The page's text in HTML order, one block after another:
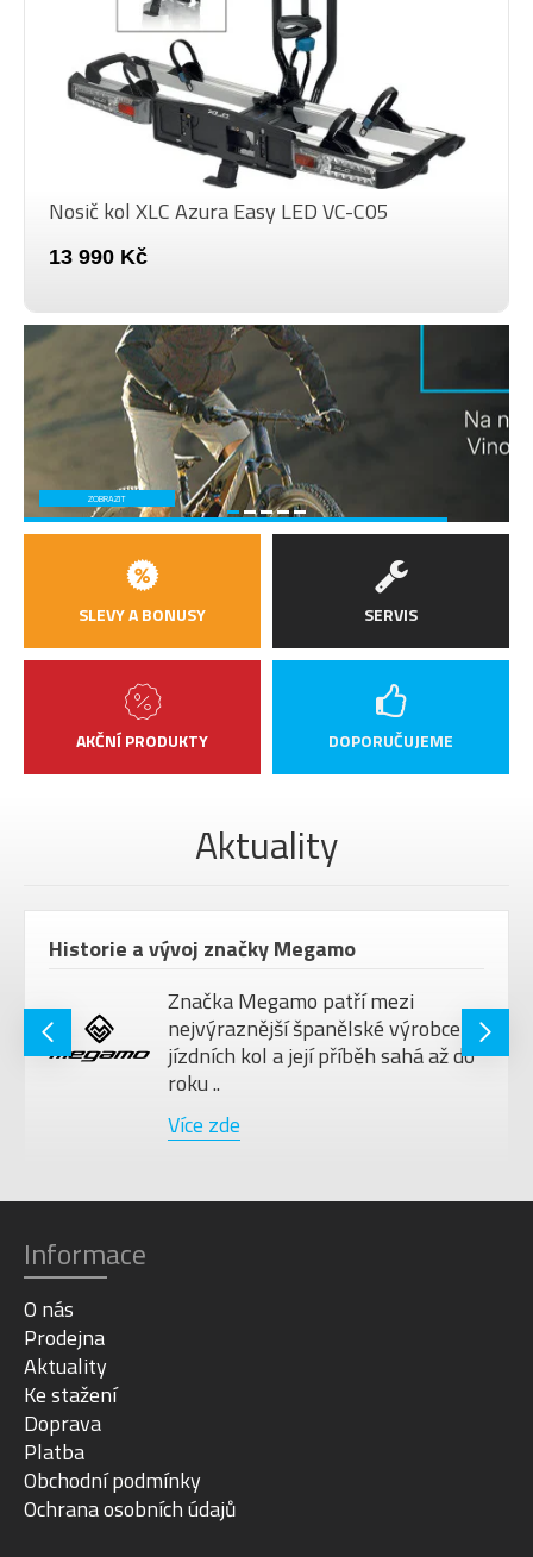
Nosič kol XLC Azura Easy LED VC-C05
13 990 Kč
ZOBRAZIT
SLEVY A BONUSY
AKČNÍ PRODUKTY
SERVIS
DOPORUČUJEME
Aktuality
Historie a vývoj značky Megamo
Značka Megamo patří mezi
nejvýraznější španělské výrobce
jízdních kol a její příběh sahá až do
roku ..
Více zde
Informace
O nás
Prodejna
Aktuality
Ke stažení
Doprava
Platba
Obchodní podmínky
Ochrana osobních údajů